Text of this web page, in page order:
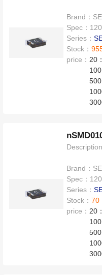
Brand：
Spec：
Series：
Stock：
price： 20：
100
500
Description
Brand：
Spec：
Series：
Stock：70
price： 20：
100
500